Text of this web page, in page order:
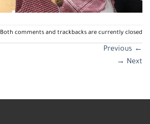
Both comments and trackbacks are currently closed.
←
Next
→